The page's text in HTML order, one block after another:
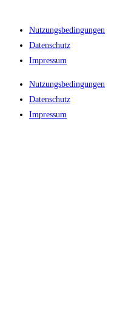
Nutzungsbedingungen
Datenschutz
Impressum
Nutzungsbedingungen
Datenschutz
Impressum